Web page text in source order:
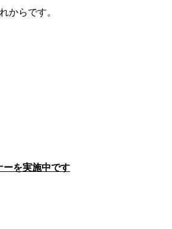
からです。
ーを実施中です